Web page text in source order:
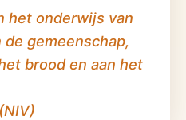
het onderwijs van
gemeenschap,
brood en aan het